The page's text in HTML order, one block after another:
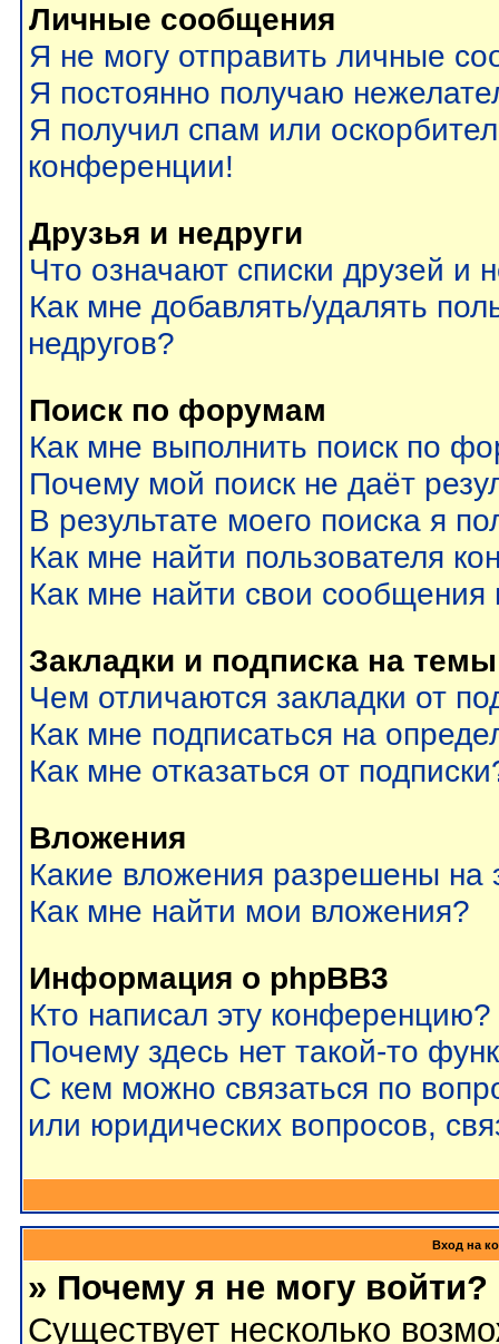
Личные сообщения
Я не могу отправить личные
Я постоянно получаю
Я получил спам или
конференции!
Друзья и недруги
Что означают списки друзей и
Как мне добавлять/удалять
недругов?
Поиск по форумам
Как мне выполнить поиск по
Почему мой поиск не даёт
В результате моего поиска я
Как мне найти пользователя
Как мне найти свои
Закладки и подписка на темы
Чем отличаются закладки от
Как мне подписаться на
Как мне отказаться от
Вложения
Какие вложения разрешены на
Как мне найти мои вложения?
Информация о phpBB3
Кто написал эту конференцию?
Почему здесь нет такой-то
С кем можно связаться по
или юридических вопросов,
Вход на
» Почему я не могу войти?
Существует несколько